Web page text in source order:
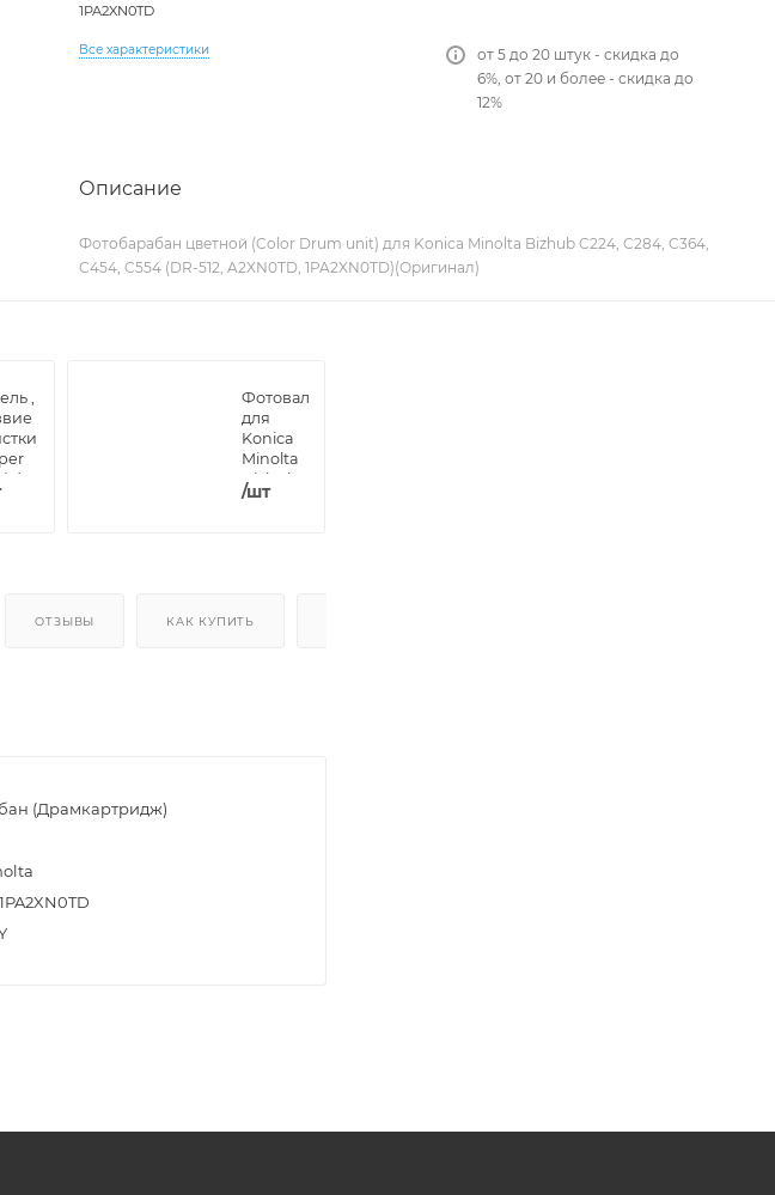
1PA2XN0TD
Все характеристики
от 5 до 20 штук - скидка до
6%, от 20 и более - скидка до
12%
Описание
Фотобарабан цветной (Color Drum unit) для Konica Minolta Bizhub C224, C284, C364,
C454, C554 (DR-512, A2XN0TD, 1PA2XN0TD)(Оригинал)
,
Фотовал
для
Konica
Minolta
Bizhub
C224,
(DV Inc.)
/шт
ОТЗЫВЫ КАК КУПИТЬ
(Драмкартридж)